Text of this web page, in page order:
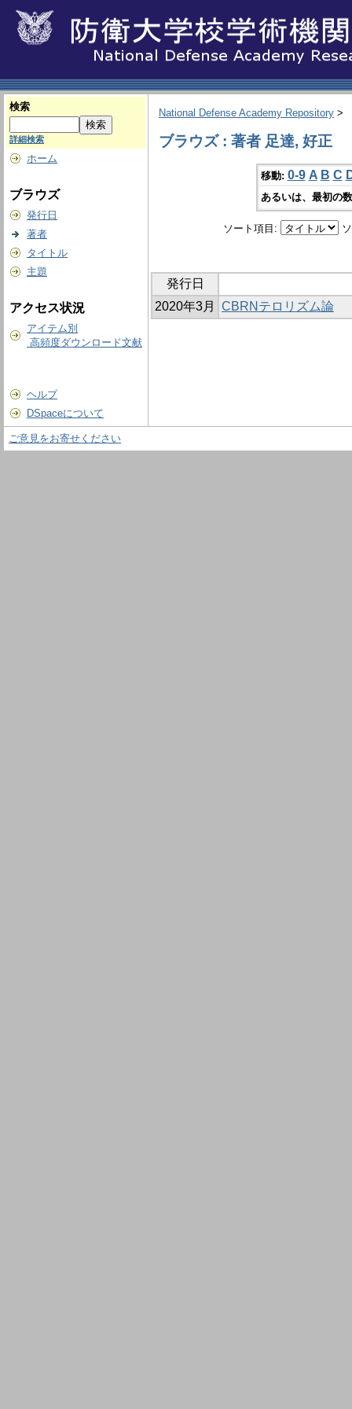
検索
詳細検索
ホーム
ブラウズ
発行日
著者
タイトル
主題
アクセス状況
アイテム別
高頻度ダウンロード文献
ヘルプ
DSpaceについて
National Defense Academy Repository >
ブラウズ : 著者 足達, 好正
移動: 0-9 A B C
あるいは、最初の
ソート項目:
発行日
2020年3月
CBRNテロリズム論
ご意見をお寄せください